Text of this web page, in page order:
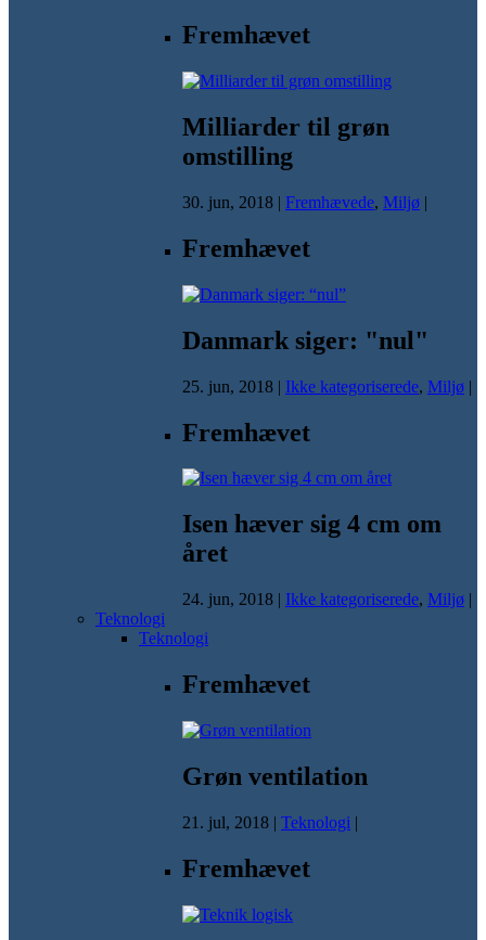
Fremhævet
Milliarder til grøn
omstilling
30. jun, 2018 | Fremhævede, Miljø |
Fremhævet
Danmark siger: "nul"
25. jun, 2018 | Ikke kategoriserede, Miljø |
Fremhævet
Isen hæver sig 4 cm om
året
24. jun, 2018 | Ikke kategoriserede, Miljø |
Teknologi
Teknologi
Fremhævet
Grøn ventilation
21. jul, 2018 | Teknologi |
Fremhævet